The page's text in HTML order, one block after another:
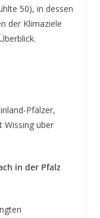
50), in dessen
der Klimaziele
Pfälzer,
Wissing über
in der Pfalz